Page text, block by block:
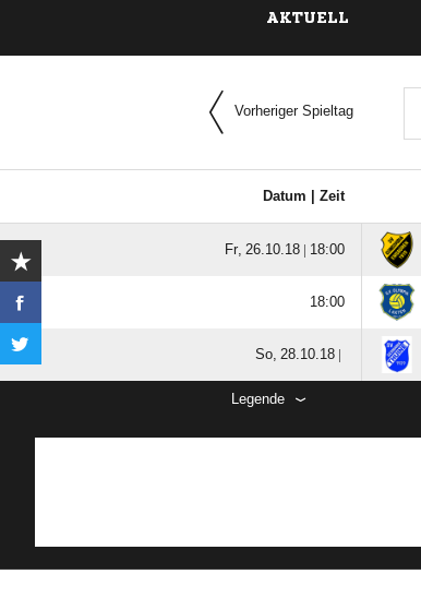
AKTUELL
Vorheriger Spieltag
Datum | Zeit
  | 

  |
Legende